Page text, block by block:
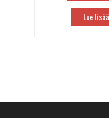
Lue lisää